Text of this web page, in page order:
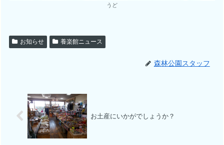
うど
お知らせ 養楽館ニュース
森林公園スタッフ
お土産にいかがでしょうか？